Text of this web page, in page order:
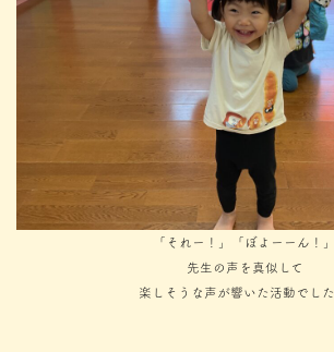
「それー！」「ぼよーーん！」
先生の声を真似して
楽しそうな声が響いた活動でした